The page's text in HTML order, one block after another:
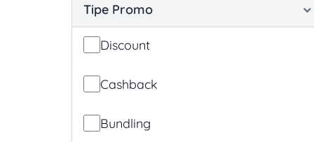
Tipe Promo
Discount
Cashback
Bundling